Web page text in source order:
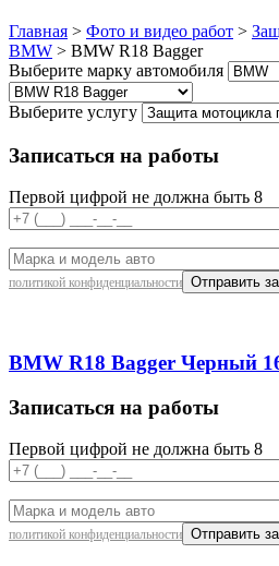
Главная > Фото и видео работ >
BMW > BMW R18 Bagger
Выберите марку автомобиля
Выберите услугу
Записаться на работы
Первой цифрой не должна быть 8
политикой конфиденциальности
BMW R18 Bagger Черный
Записаться на работы
Первой цифрой не должна быть 8
политикой конфиденциальности